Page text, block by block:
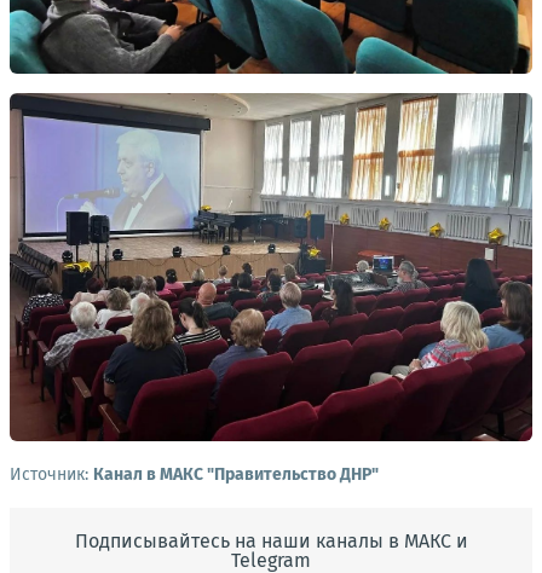
Источник: Канал в МАКС "Правительство ДНР"
Подписывайтесь на наши каналы в МАКС и
Telegram